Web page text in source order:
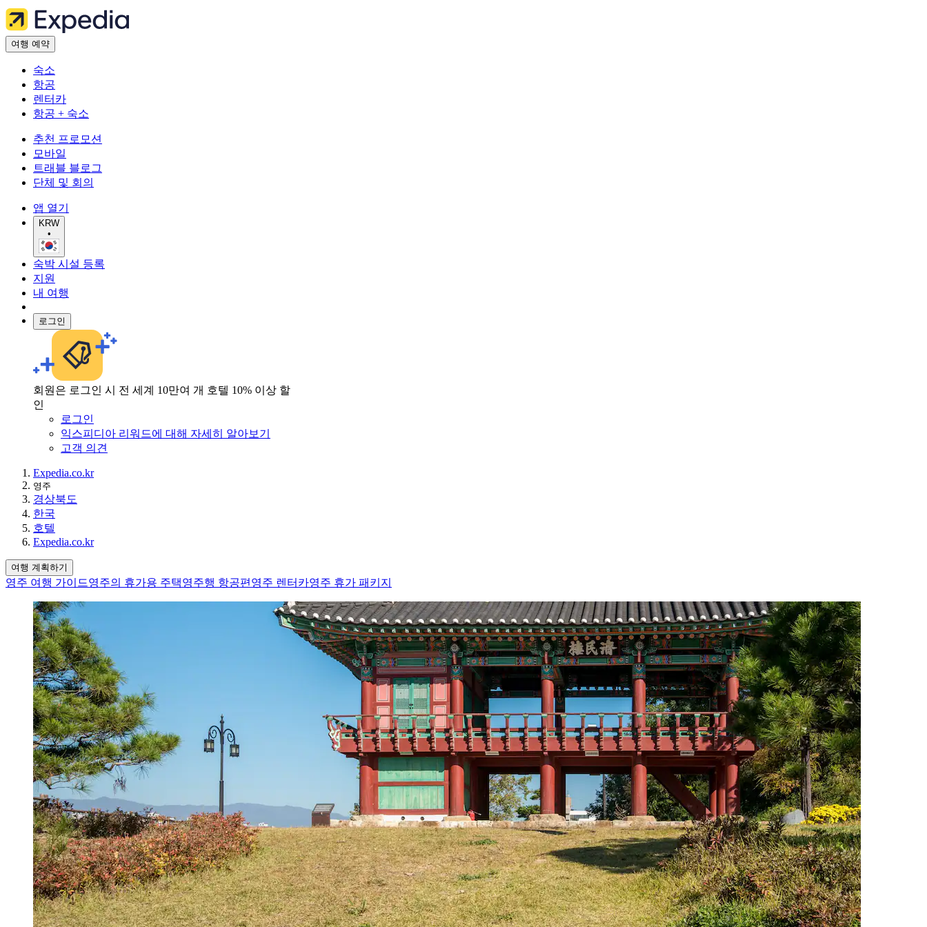
여행 예약
숙소
항공
렌터카
항공 + 숙소
추천 프로모션
모바일
트래블 블로그
단체 및 회의
앱 열기
KRW
•
숙박 시설 등록
지원
내 여행
로그인
회원은 로그인 시 전 세계 10만여 개 호텔 10% 이상 할
인
로그인
익스피디아 리워드에 대해 자세히 알아보기
고객 의견
Expedia.co.kr
영주
경상북도
한국
호텔
Expedia.co.kr
여행 계획하기
영주 여행 가이드영주의 휴가용 주택영주행 항공편 영주 렌터카영주 휴가 패키지